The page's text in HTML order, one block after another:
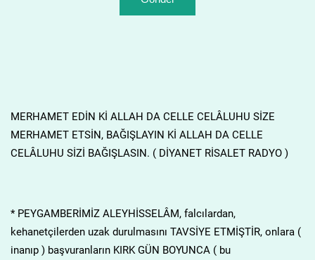
MERHAMET EDİN Kİ ALLAH DA CELLE CELÂLUHU SİZE
MERHAMET ETSİN, BAĞIŞLAYIN Kİ ALLAH DA CELLE
CELÂLUHU SİZİ BAĞIŞLASIN. ( DİYANET RİSALET RADYO )
* PEYGAMBERİMİZ ALEYHİSSELÂM, falcılardan,
kehanetçilerden uzak durulmasını TAVSİYE ETMİŞTİR, onlara (
inanıp ) başvuranların KIRK GÜN BOYUNCA ( bu